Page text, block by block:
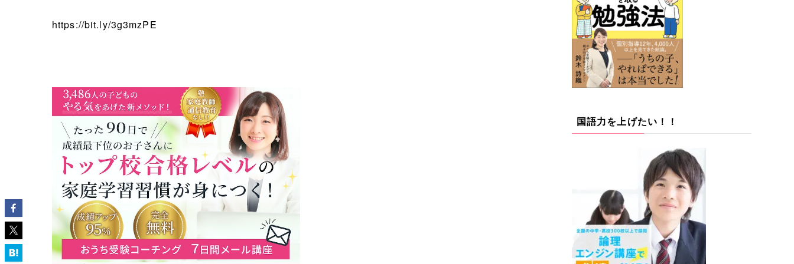
https://bit.ly/3g3mzPE
国語力を上げたい！！